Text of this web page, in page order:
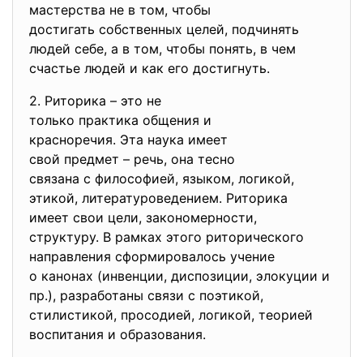
мастерства не в том, чтобы
достигать собственных целей, подчинять
людей себе, а в том, чтобы понять, в чем
счастье людей и как его достигнуть.
2. Риторика – это не
только практика общения и
красноречия. Эта наука имеет
свой предмет – речь, она тесно
связана с философией, языком, логикой,
этикой, литературоведением. Риторика
имеет свои цели, закономерности,
структуру. В рамках этого риторического
направления сформировалось учение
о канонах (инвенции, диспозиции, элокуции и
пр.), разработаны связи с поэтикой,
стилистикой, просодией, логикой, теорией
воспитания и образования.